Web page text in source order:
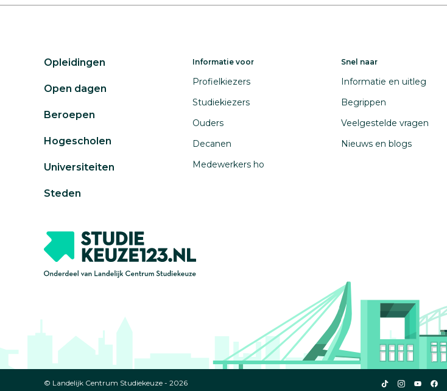
Opleidingen
Open dagen
Beroepen
Hogescholen
Universiteiten
Steden
Informatie voor
Profielkiezers
Studiekiezers
Ouders
Decanen
Medewerkers ho
Snel naar
Informatie en uitleg
Begrippen
Veelgestelde vragen
Nieuws en blogs
© Landelijk Centrum Studiekeuze - 2026
Studiekeuze123